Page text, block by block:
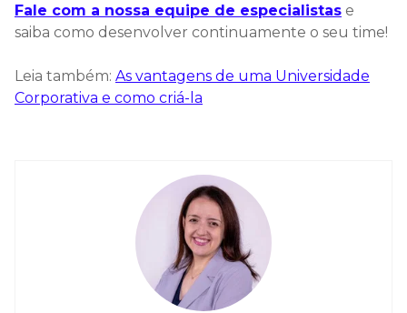
Fale com a nossa equipe de especialistas e
saiba como desenvolver continuamente o seu time!
Leia também: As vantagens de uma Universidade
Corporativa e como criá-la